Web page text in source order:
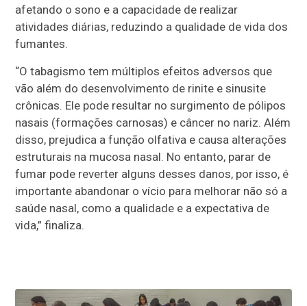
afetando o sono e a capacidade de realizar
atividades diárias, reduzindo a qualidade de vida dos
fumantes.
“O tabagismo tem múltiplos efeitos adversos que
vão além do desenvolvimento de rinite e sinusite
crônicas. Ele pode resultar no surgimento de pólipos
nasais (formações carnosas) e câncer no nariz. Além
disso, prejudica a função olfativa e causa alterações
estruturais na mucosa nasal. No entanto, parar de
fumar pode reverter alguns desses danos, por isso, é
importante abandonar o vício para melhorar não só a
saúde nasal, como a qualidade e a expectativa de
vida,” finaliza.